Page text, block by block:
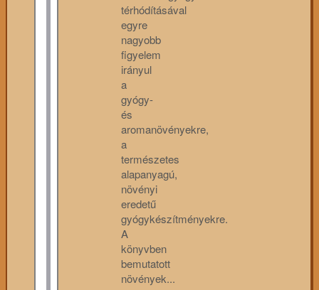
térhódításával
egyre
nagyobb
figyelem
irányul
a
gyógy-
és
aromanövényekre,
a
természetes
alapanyagú,
növényi
eredetű
gyógykészítményekre.
A
könyvben
bemutatott
növények...